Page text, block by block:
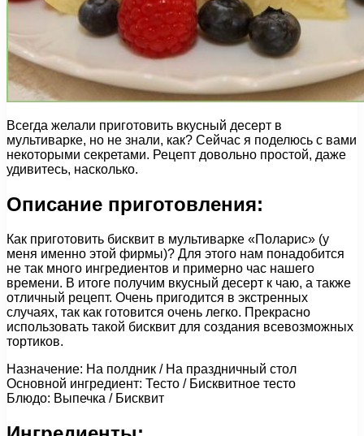
Всегда желали приготовить вкусный десерт в
мультиварке, но не знали, как? Сейчас я поделюсь с вами
некоторыми секретами. Рецепт довольно простой, даже
удивитесь, насколько.
Описание приготовления:
Как приготовить бисквит в мультиварке «Поларис» (у
меня именно этой фирмы)? Для этого нам понадобится
не так много ингредиентов и примерно час нашего
времени. В итоге получим вкусный десерт к чаю, а также
отличный рецепт. Очень пригодится в экстренных
случаях, так как готовится очень легко. Прекрасно
использовать такой бисквит для создания всевозможных
тортиков.
Назначение: На полдник / На праздничный стол
Основной ингредиент: Тесто / Бисквитное тесто
Блюдо: Выпечка / Бисквит